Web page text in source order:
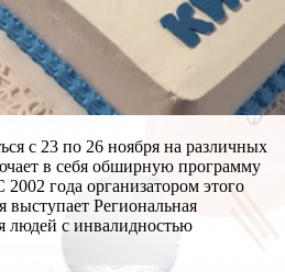
с 23 по 26 ноября на различных
в себя обширную программу
2002 года организатором этого
выступает Региональная
людей с инвалидностью